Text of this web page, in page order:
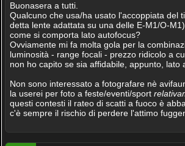
Buonasera a tutti.
Qualcuno che usa/ha usato l'accoppiata del
detta lente adattata su una delle E-M1/O-
come si comporta lato autofocus?
Ovviamente mi fa molta gola per la
luminosità - range focali - prezzo ridicolo a
non ho capito se sia affidabile, appunto, lato
Non sono interessato a fotografare nè
la userei per foto a feste/eventi/sport
questi contesti il rateo di scatti a fuoco è
c'è sempre il rischio di perdere l'attimo